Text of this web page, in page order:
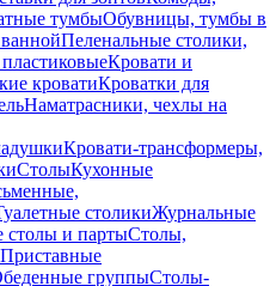
тумбыОбувницы, тумбы в
Пеленальные столики,
Кровати и
кроватиКроватки для
Наматрасники, чехлы на
Кровати-трансформеры,
СтолыКухонные
столикиЖурнальные
столы и партыСтолы,
Приставные
группыСтолы-